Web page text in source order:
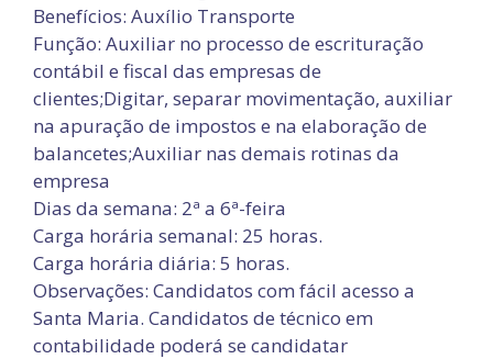
Benefícios: Auxílio Transporte
Função: Auxiliar no processo de escrituração
contábil e fiscal das empresas de
clientes;Digitar, separar movimentação, auxiliar
na apuração de impostos e na elaboração de
balancetes;Auxiliar nas demais rotinas da
empresa
Dias da semana: 2ª a 6ª-feira
Carga horária semanal: 25 horas.
Carga horária diária: 5 horas.
Observações: Candidatos com fácil acesso a
Santa Maria. Candidatos de técnico em
contabilidade poderá se candidatar